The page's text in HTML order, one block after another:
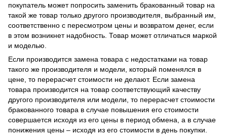
покупатель может попросить заменить бракованный товар на
такой же товар только другого производителя, выбранный им,
соответственно с пересмотром цены и возвратом денег, если
в этом возникнет надобность. Товар может отличаться маркой
и моделью.
Если производится замена товара с недостатками на товар
такого же производителя и модели, который поменялся в
цене, то перерасчет стоимости не делают. Если замена
товара производится на товар соответствующий качеству
другого производителя или модели, то перерасчет стоимости
бракованного товара в случае повышения его стоимости
совершается исходя из его цены в период обмена, а в случае
понижения цены – исходя из его стоимости в день покупки.